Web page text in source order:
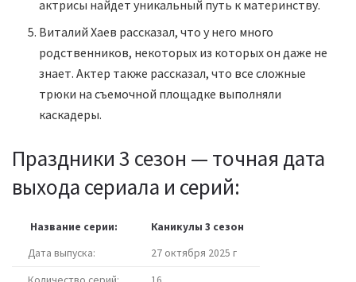
актрисы найдет уникальный путь к материнству.
Виталий Хаев рассказал, что у него много
родственников, некоторых из которых он даже не
знает. Актер также рассказал, что все сложные
трюки на съемочной площадке выполняли
каскадеры.
Праздники 3 сезон — точная дата
выхода сериала и серий:
Название серии:
Каникулы 3 сезон
Дата выпуска:
27 октября 2025 г